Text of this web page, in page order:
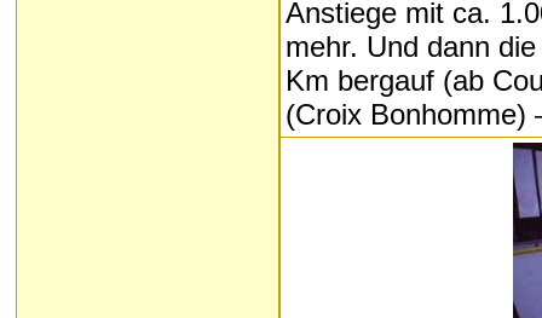
Anstiege mit ca.
mehr. Und dann
Km bergauf (ab
(Croix Bonhomme)